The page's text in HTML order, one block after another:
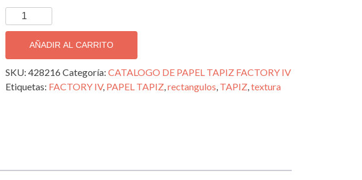
TAPIZ
DECORATIVO
IMPORTADO
FACTORY
IV;
428216
AÑADIR AL CARRITO
SKU: 428216 Categoría: CATALOGO DE PAPEL TAPIZ FACTORY IV
Etiquetas: FACTORY IV, PAPEL TAPIZ,rectangulos, TAPIZ,textura